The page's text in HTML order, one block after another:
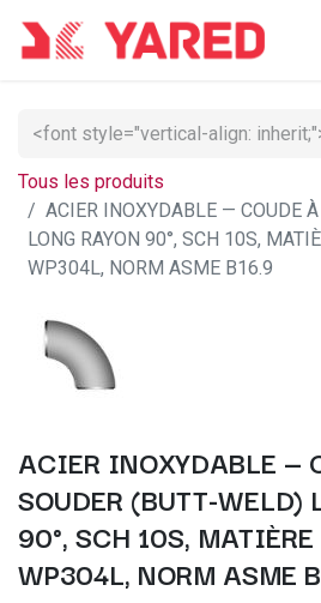
Tous les produits
ACIER INOXYDABLE — COUDE
LONG RAYON 90°, SCH 10S,
WP304L, NORM ASME B16.9
ACIER INOXYDABLE —
SOUDER (BUTT-WELD)
90°, SCH 10S,
WP304L, NORM ASME